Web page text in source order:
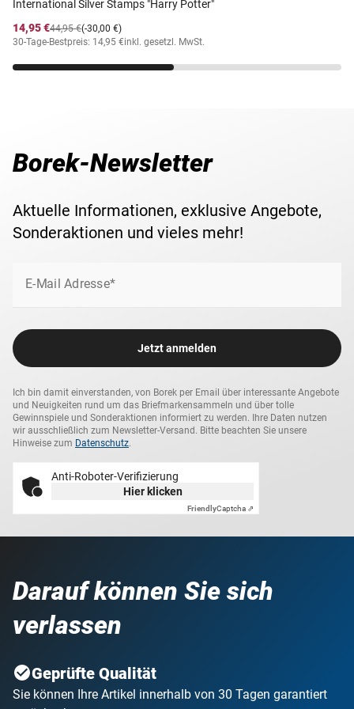
International Silver Stamps "Harry Potter"
14,95 €
(-30,00 €)
44,95 €
30-Tage-Bestpreis: 14,95 €inkl. gesetzl. MwSt.
Borek-Newsletter
Aktuelle Informationen, exklusive Angebote,
Sonderaktionen und vieles mehr!
E-Mail Adresse*
Jetzt anmelden
Ich bin damit einverstanden, von Borek per Email über interessante Angebote
und Neuigkeiten rund um das Briefmarkensammeln und über tolle
Gewinnspiele und Sonderaktionen informiert zu werden. Ihre Daten nutzen
wir ausschließlich zum Newsletter-Versand. Bitte beachten Sie unsere
Hinweise zum Datenschutz.
Anti-Roboter-Verifizierung
Hier klicken
FriendlyCaptcha ⇗
Darauf können Sie sich
verlassen
Geprüfte Qualität
Sie können Ihre Artikel innerhalb von 30 Tagen garantiert